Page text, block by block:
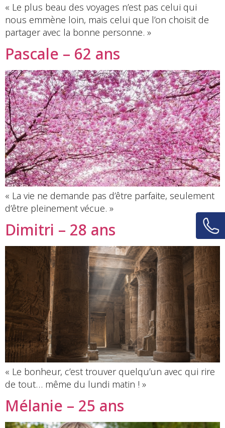
« Le plus beau des voyages n’est pas celui qui
nous emmène loin, mais celui que l’on choisit de
partager avec la bonne personne. »
Pascale – 62 ans
« La vie ne demande pas d’être parfaite, seulement
d’être pleinement vécue. »
Dimitri – 28 ans
« Le bonheur, c’est trouver quelqu’un avec qui rire
de tout… même du lundi matin ! »
Mélanie – 25 ans